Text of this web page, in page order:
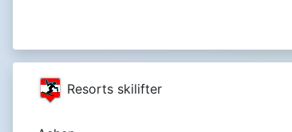
Resorts skilifter